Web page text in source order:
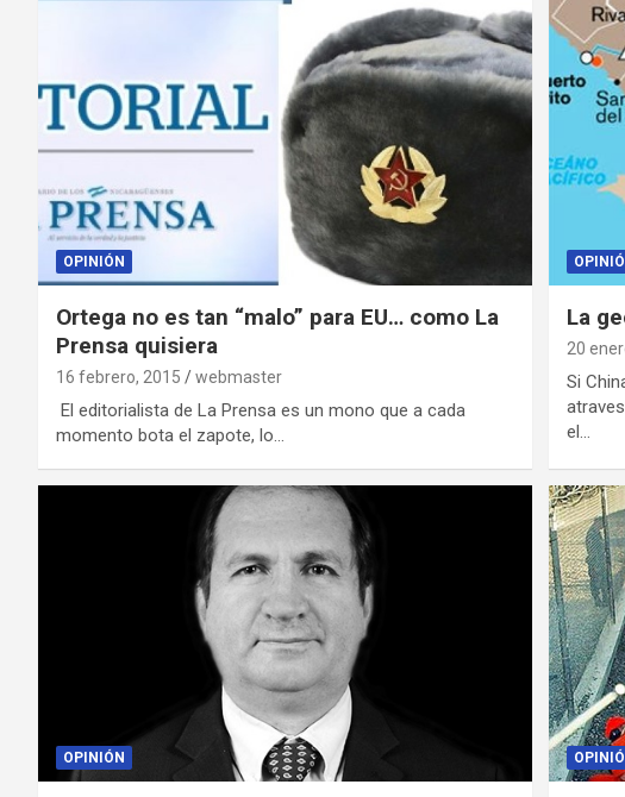
OPINIÓN
Ortega no es tan “malo” para EU… como La
Prensa quisiera
16 febrero, 2015 webmaster
El editorialista de La Prensa es un mono que a cada
momento bota el zapote, lo…
La
20
Si
el…
OPINIÓN